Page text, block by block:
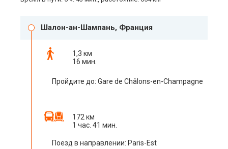
Шалон-ан-Шампань, Франция
1,3 км
16 мин.
Пройдите до: Gare de Châlons-en-Champagne
172 км
1 час. 41 мин.
Поезд в направлении: Paris-Est